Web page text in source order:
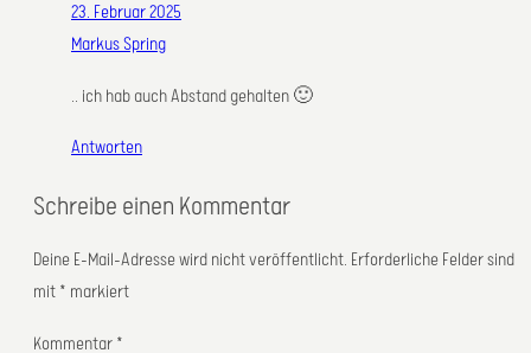
23. Februar 2025
Markus Spring
.. ich hab auch Abstand gehalten 🙂
Antworten
Schreibe einen Kommentar
Deine E-Mail-Adresse wird nicht veröffentlicht. Erforderliche Felder sind
mit * markiert
Kommentar *